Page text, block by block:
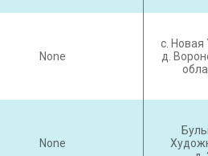
None
с. Новая
д.
None